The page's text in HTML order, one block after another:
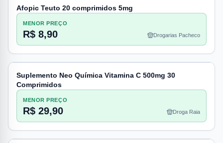
Afopic Teuto 20 comprimidos 5mg
MENOR PREÇO
R$ 8,90 Drogarias Pacheco
Suplemento Neo Química Vitamina C 500mg 30
Comprimidos
MENOR PREÇO
R$ 29,90 Droga Raia